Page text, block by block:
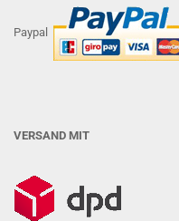
Paypal
VERSAND MIT